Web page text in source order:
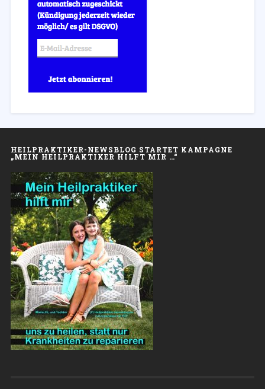
HEILPRAKTIKER-NEWSBLOG STARTET KAMPAGNE
„MEIN HEILPRAKTIKER HILFT MIR …“